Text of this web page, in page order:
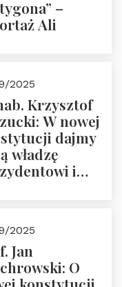
–
Ali
2025
Krzysztof
W nowej
dajmy
władzę
i
2025
Jan
O